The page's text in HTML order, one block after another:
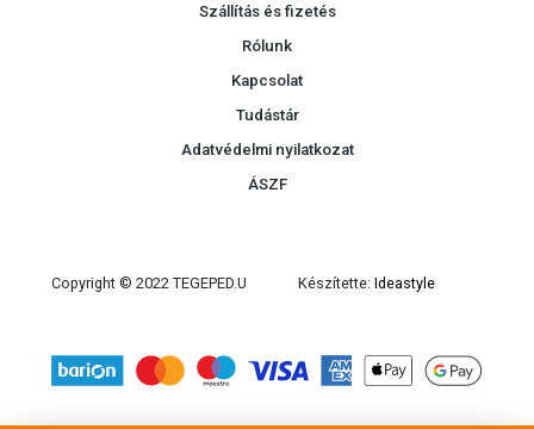
Szállítás és fizetés
Rólunk
Kapcsolat
Tudástár
Adatvédelmi nyilatkozat
ÁSZF
Copyright © 2022 TEGEPED.U Készítette: Ideastyle